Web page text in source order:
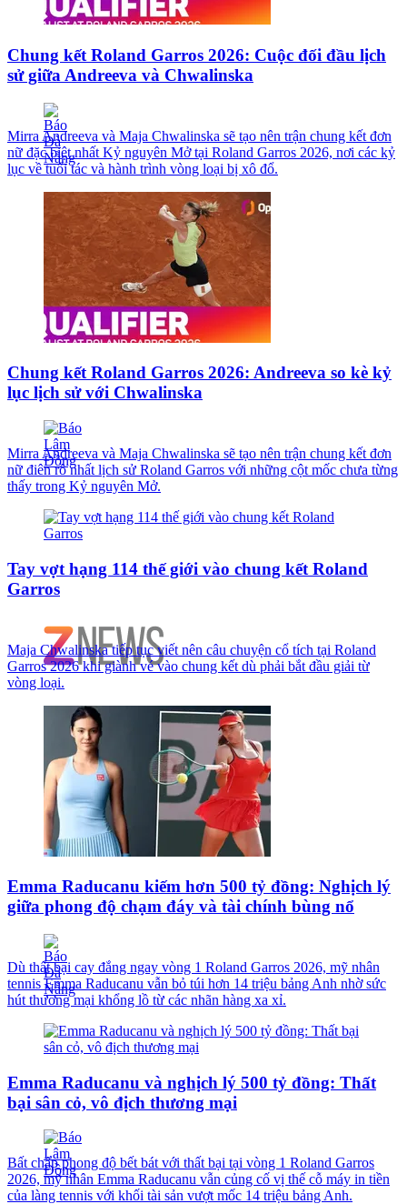
Chung kết Roland Garros 2026: Cuộc đối đầu lịch
sử giữa Andreeva và Chwalinska
Mirra Andreeva và Maja Chwalinska sẽ tạo nên trận chung kết đơn
nữ đặc biệt nhất Kỷ nguyên Mở tại Roland Garros 2026, nơi các kỷ
lục về tuổi tác và hành trình vòng loại bị xô đổ.
Chung kết Roland Garros 2026: Andreeva so kè kỷ
lục lịch sử với Chwalinska
Mirra Andreeva và Maja Chwalinska sẽ tạo nên trận chung kết đơn
nữ điên rồ nhất lịch sử Roland Garros với những cột mốc chưa từng
thấy trong Kỷ nguyên Mở.
Tay vợt hạng 114 thế giới vào chung kết Roland
Garros
Maja Chwalinska tiếp tục viết nên câu chuyện cổ tích tại Roland
Garros 2026 khi giành vé vào chung kết dù phải bắt đầu giải từ
vòng loại.
Emma Raducanu kiếm hơn 500 tỷ đồng: Nghịch lý
giữa phong độ chạm đáy và tài chính bùng nổ
Dù thất bại cay đắng ngay vòng 1 Roland Garros 2026, mỹ nhân
tennis Emma Raducanu vẫn bỏ túi hơn 14 triệu bảng Anh nhờ sức
hút thương mại khổng lồ từ các nhãn hàng xa xỉ.
Emma Raducanu và nghịch lý 500 tỷ đồng: Thất
bại sân cỏ, vô địch thương mại
Bất chấp phong độ bết bát với thất bại tại vòng 1 Roland Garros
2026, mỹ nhân Emma Raducanu vẫn củng cố vị thế cỗ máy in tiền
của làng tennis với khối tài sản vượt mốc 14 triệu bảng Anh.